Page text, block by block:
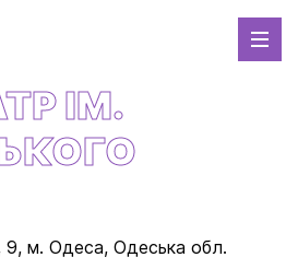
ІМ.
9, м. Одеса, Одеська обл.